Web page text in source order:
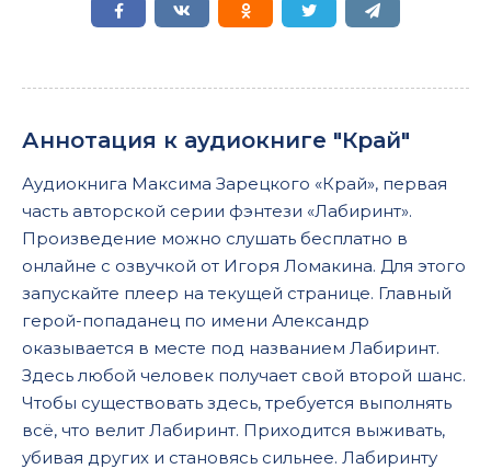
Аннотация к аудиокниге "Край"
Аудиокнига Максима Зарецкого «Край», первая
часть авторской серии фэнтези «Лабиринт».
Произведение можно слушать бесплатно в
онлайне с озвучкой от Игоря Ломакина. Для этого
запускайте плеер на текущей странице. Главный
герой-попаданец по имени Александр
оказывается в месте под названием Лабиринт.
Здесь любой человек получает свой второй шанс.
Чтобы существовать здесь, требуется выполнять
всё, что велит Лабиринт. Приходится выживать,
убивая других и становясь сильнее. Лабиринту